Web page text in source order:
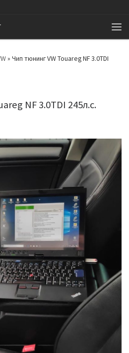
» Чип тюнинг VW Touareg NF 3.0TDI
NF 3.0TDI 245л.с.